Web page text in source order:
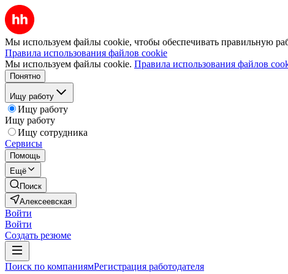
Мы используем файлы cookie, чтобы обеспечивать правильную
Правила использования файлов cookie
Мы используем файлы cookie. Правила использования файлов
Понятно
Ищу работу
Ищу работу
Ищу работу
Ищу сотрудника
Сервисы
Помощь
Ещё
Поиск
Алексеевская
Войти
Войти
Создать резюме
Поиск по компаниямРегистрация работодателя